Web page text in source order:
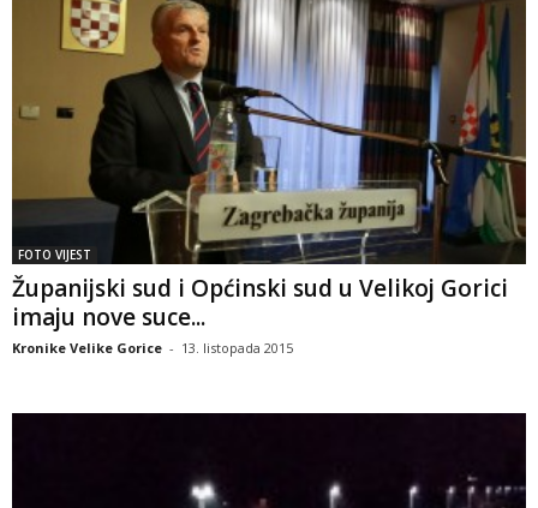
FOTO VIJEST
Županijski sud i Općinski sud u Velikoj Gorici
imaju nove suce...
Kronike Velike Gorice - 13. listopada 2015